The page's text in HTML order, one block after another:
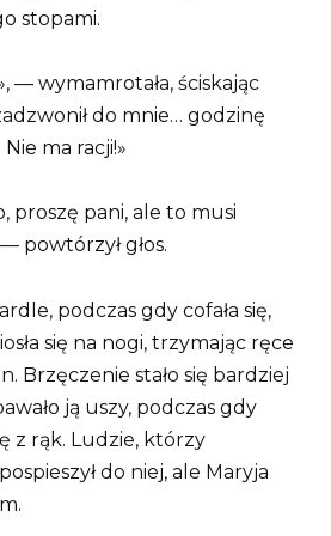
stopami.
— wymamrotała, ściskając
do mnie… godzinę
ma racji!»
proszę pani, ale to musi
powtórzył głos.
podczas gdy cofała się,
się na nogi, trzymając ręce
Brzęczenie stało się bardziej
ją uszy, podczas gdy
z rąk. Ludzie, którzy
do niej, ale Maryja